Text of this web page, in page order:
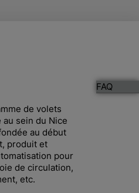
de volets
sein du Nice
au début
produit et
pour
de circulation,
etc.
FAQ